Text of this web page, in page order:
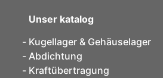
Unser katalog
Kugellager & Gehäuselager
Abdichtung
Kraftübertragung